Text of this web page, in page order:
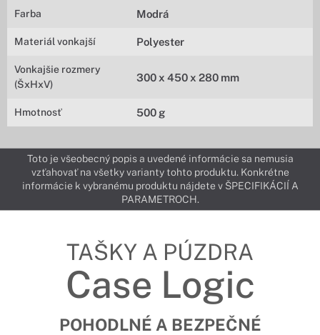
Farba Modrá
Materiál vonkajší Polyester
Vonkajšie rozmery
(ŠxHxV)
300 x 450 x 280 mm
Hmotnosť 500 g
Toto je všeobecný popis a uvedené informácie sa nemusia
vzťahovať na všetky varianty tohto produktu. Konkrétne
informácie k vybranému produktu nájdete v ŠPECIFIKÁCIÍ A
PARAMETROCH.
TAŠKY A PÚZDRA
Case Logic
POHODLNÉ A BEZPEČNÉ